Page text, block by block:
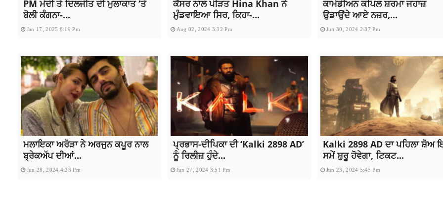
PM ਮੋਦੀ ਤੇ ਦਿਲਜੀਤ ਦੀ ਮੁਲਾਕਾਤ ‘ਤੇ
ਬੋਲੀ ਕੰਗਨਾ-...
Jan 17, 2025 8:19 Pm
ਕੈਂਸਰ ਨਾਲ ਪੀੜਤ Hina Khan ਨੇ
ਮੁੰਡਵਾਇਆ ਸਿਰ, ਕਿਹਾ-...
Aug 02, 2024 3:32 Pm
ਕਾਮੇਡੀਅਨ ਕਪਿਲ ਸ਼ਰਮਾ ਜਹਾਜ਼
ਉਡਾਉਂਦੇ ਆਏ ਨਜ਼ਰ,...
Jun 30, 2024 2:37 Pm
ਮਲਾਇਕਾ ਅਰੋੜਾ ਨੇ ਅਰਜੁਨ ਕਪੂਰ ਨਾਲ
ਬ੍ਰੇਕਅੱਪ ਦੀਆਂ...
Jun 28, 2024 4:28 Pm
ਪ੍ਰਭਾਸ-ਦੀਪਿਕਾ ਦੀ ‘Kalki 2898 AD’
ਨੂੰ ਰਿਲੀਜ਼ ਹੁੰਦੇ...
Jun 27, 2024 3:51 Pm
Kalki 2898 AD ਦਾ ਪਹਿਲਾ ਸ਼ੋਅ
ਸਮੇਂ ਸ਼ੁਰੂ ਹੋਵੇਗਾ, ਟਿਕਟ...
Jun 23, 2024 5:45 Pm